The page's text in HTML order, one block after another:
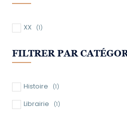
XX (1)
FILTRER PAR
Histoire (1)
Librairie (1)